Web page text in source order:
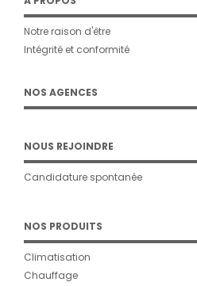
Notre raison d'être
Intégrité et conformité
NOS AGENCES
NOUS REJOINDRE
Candidature spontanée
NOS PRODUITS
Climatisation
Chauffage